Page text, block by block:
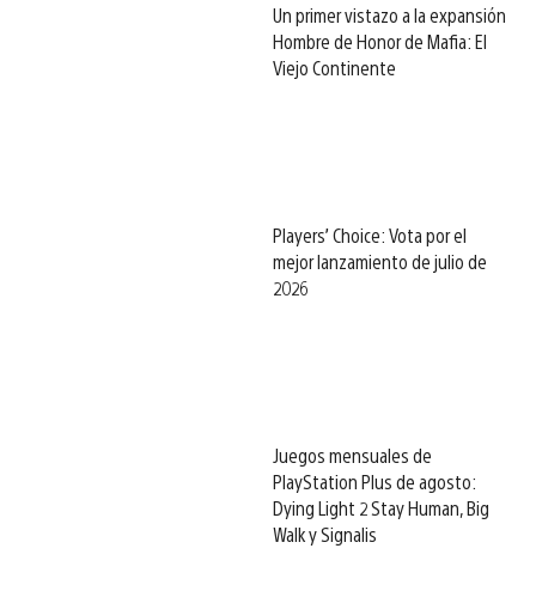
Un primer vistazo a la expansión
Hombre de Honor de Mafia: El
Viejo Continente
Players’ Choice: Vota por el
mejor lanzamiento de julio de
2026
Juegos mensuales de
PlayStation Plus de agosto:
Dying Light 2 Stay Human, Big
Walk y Signalis